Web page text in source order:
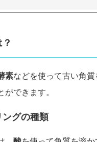
素などを使って古い角
できます。
ングの種類